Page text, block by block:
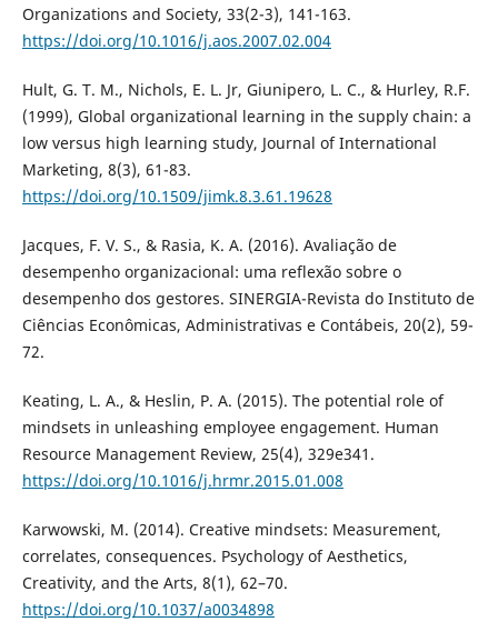
Organizations and Society, 33(2-3), 141-163.
https://doi.org/10.1016/j.aos.2007.02.004
Hult, G. T. M., Nichols, E. L. Jr, Giunipero, L. C., & Hurley, R.F.
(1999), Global organizational learning in the supply chain: a
low versus high learning study, Journal of International
Marketing, 8(3), 61-83.
https://doi.org/10.1509/jimk.8.3.61.19628
Jacques, F. V. S., & Rasia, K. A. (2016). Avaliação de
desempenho organizacional: uma reflexão sobre o
desempenho dos gestores. SINERGIA-Revista do Instituto de
Ciências Econômicas, Administrativas e Contábeis, 20(2), 59-
72.
Keating, L. A., & Heslin, P. A. (2015). The potential role of
mindsets in unleashing employee engagement. Human
Resource Management Review, 25(4), 329e341.
https://doi.org/10.1016/j.hrmr.2015.01.008
Karwowski, M. (2014). Creative mindsets: Measurement,
correlates, consequences. Psychology of Aesthetics,
Creativity, and the Arts, 8(1), 62–70.
https://doi.org/10.1037/a0034898